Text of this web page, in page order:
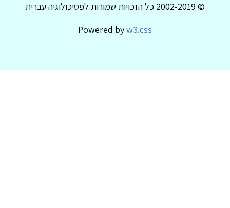
© 2002-2019 כל הזכויות שמורות לפסיכולוגיה עברית
Powered byw3.css